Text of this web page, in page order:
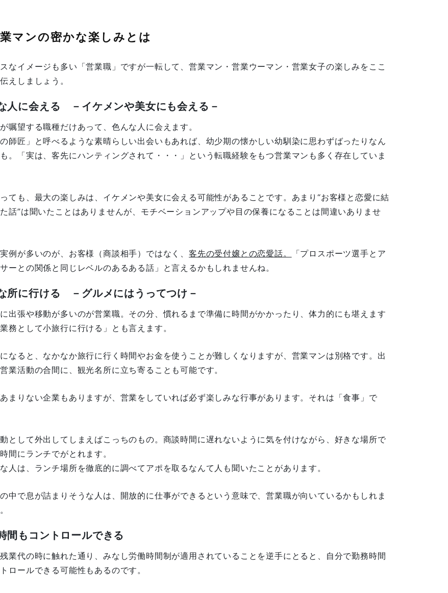
マンの密かな楽しみとは
なイメージも多い「営業職」ですが一転して、営業マン・営業ウーマン・営業女子の楽しみをここ
えしましょう。
人に会える －イケメンや美女にも会える－
嘱望する職種だけあって、色んな人に会えます。
の師匠」と呼べるような素晴らしい出会いもあれば、幼少期の懐かしい幼馴染に思わずばったりなん
。「実は、客先にハンティングされて・・・」という転職経験をもつ営業マンも多く存在していま
ても、最大の楽しみは、イケメンや美女に会える可能性があることです。あまり“お客様と恋愛に結
話”は聞いたことはありませんが、モチベーションアップや目の保養になることは間違いありませ
例が多いのが、お客様（商談相手）ではなく、 客先の受付嬢との恋愛話。
「プロスポーツ選手とア
ーとの関係と同じレベルのあるある話」と言えるかもしれませんね。
所に行ける －グルメにはうってつけ－
出張や移動が多いのが営業職。その分、慣れるまで準備に時間がかかったり、体力的にも堪えます
務として小旅行に行ける」とも言えます。
なると、なかなか旅行に行く時間やお金を使うことが難しくなりますが、営業マンは別格です。出
業活動の合間に、観光名所に立ち寄ることも可能です。
まりない企業もありますが、営業をしていれば必ず楽しみな行事があります。それは「食事」で
として外出してしまえばこっちのもの。商談時間に遅れないように気を付けながら、好きな場所で
間にランチでがとれます。
人は、ランチ場所を徹底的に調べてアポを取るなんて人も聞いたことがあります。
中で息が詰まりそうな人は、開放的に仕事ができるという意味で、営業職が向いているかもしれま
間もコントロールできる
業代の時に触れた通り、みなし労働時間制が適用されていることを逆手にとると、自分で勤務時間
ロールできる可能性もあるのです。